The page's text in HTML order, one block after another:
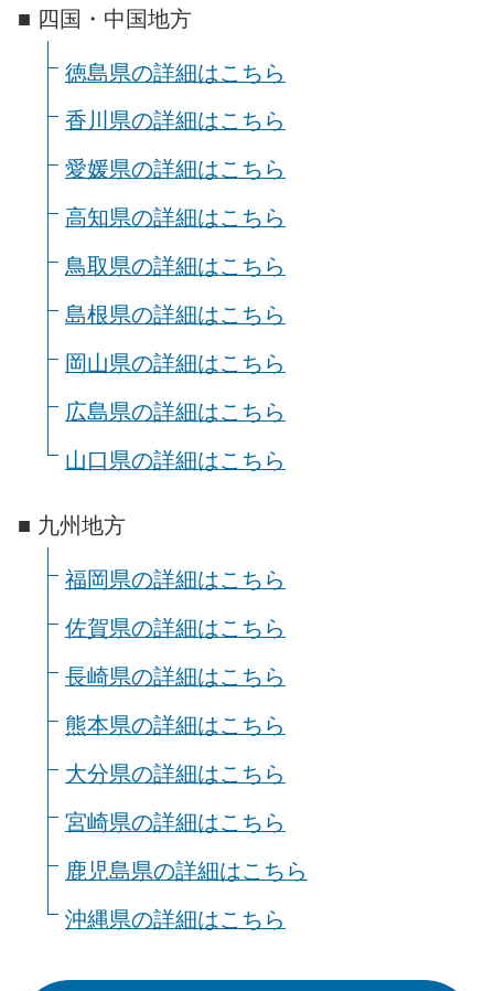
■ 四国・中国地方
徳島県の詳細はこちら
香川県の詳細はこちら
愛媛県の詳細はこちら
高知県の詳細はこちら
鳥取県の詳細はこちら
島根県の詳細はこちら
岡山県の詳細はこちら
広島県の詳細はこちら
山口県の詳細はこちら
■ 九州地方
福岡県の詳細はこちら
佐賀県の詳細はこちら
長崎県の詳細はこちら
熊本県の詳細はこちら
大分県の詳細はこちら
宮崎県の詳細はこちら
鹿児島県の詳細はこちら
沖縄県の詳細はこちら